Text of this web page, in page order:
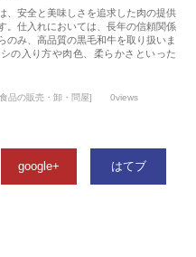
、安全と美味しさを追求した肉の提供
。仕入れにおいては、長年の信頼関係
のみ、高品質の黒毛和牛を取り扱いま
の入り方や肉色、柔らかさといった
品の販売・卸・問屋] 0views
google+ はてブ